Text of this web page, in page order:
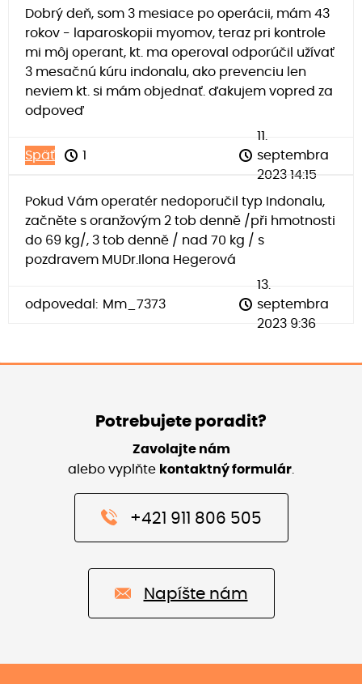
Dobrý deň, som 3 mesiace po operácii, mám 43
rokov - laparoskopii myomov, teraz pri kontrole
mi môj operant, kt. ma operoval odporúčil užívať
3 mesačnú kúru indonalu, ako prevenciu len
neviem kt. si mám objednať. ďakujem vopred za
odpoveď
Späť 1
11.
septembra
2023 14:15
Pokud Vám operatér nedoporučil typ Indonalu,
začněte s oranžovým 2 tob denně /při hmotnosti
do 69 kg/, 3 tob denně / nad 70 kg / s
pozdravem MUDr.Ilona Hegerová
odpovedal: Mm_7373
13.
septembra
2023 9:36
Potrebujete poradit?
Zavolajte nám
alebo vyplňte kontaktný formulár
+421 911 806 505
Napíšte nám